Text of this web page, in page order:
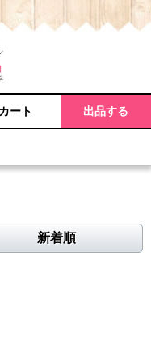
カート 出品する
新着順